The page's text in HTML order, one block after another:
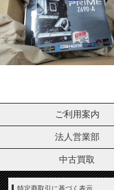
ご利用案内
法人営業部
中古買取
特定商取引に基づく表示